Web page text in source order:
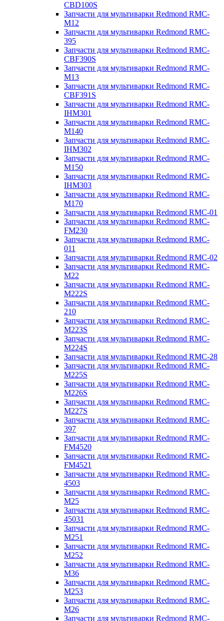
CBD100S
Запчасти для мультиварки Redmond RMC-
M12
Запчасти для мультиварки Redmond RMC-
395
Запчасти для мультиварки Redmond RMC-
CBF390S
Запчасти для мультиварки Redmond RMC-
M13
Запчасти для мультиварки Redmond RMC-
CBF391S
Запчасти для мультиварки Redmond RMC-
IHM301
Запчасти для мультиварки Redmond RMC-
M140
Запчасти для мультиварки Redmond RMC-
IHM302
Запчасти для мультиварки Redmond RMC-
M150
Запчасти для мультиварки Redmond RMC-
IHM303
Запчасти для мультиварки Redmond RMC-
M170
Запчасти для мультиварки Redmond RMC-01
Запчасти для мультиварки Redmond RMC-
FM230
Запчасти для мультиварки Redmond RMC-
011
Запчасти для мультиварки Redmond RMC-02
Запчасти для мультиварки Redmond RMC-
M22
Запчасти для мультиварки Redmond RMC-
M222S
Запчасти для мультиварки Redmond RMC-
210
Запчасти для мультиварки Redmond RMC-
M223S
Запчасти для мультиварки Redmond RMC-
M224S
Запчасти для мультиварки Redmond RMC-28
Запчасти для мультиварки Redmond RMC-
M225S
Запчасти для мультиварки Redmond RMC-
M226S
Запчасти для мультиварки Redmond RMC-
M227S
Запчасти для мультиварки Redmond RMC-
397
Запчасти для мультиварки Redmond RMC-
FM4520
Запчасти для мультиварки Redmond RMC-
FM4521
Запчасти для мультиварки Redmond RMC-
4503
Запчасти для мультиварки Redmond RMC-
M25
Запчасти для мультиварки Redmond RMC-
45031
Запчасти для мультиварки Redmond RMC-
M251
Запчасти для мультиварки Redmond RMC-
M252
Запчасти для мультиварки Redmond RMC-
M36
Запчасти для мультиварки Redmond RMC-
M253
Запчасти для мультиварки Redmond RMC-
M26
Запчасти для мультиварки Redmond RMC-